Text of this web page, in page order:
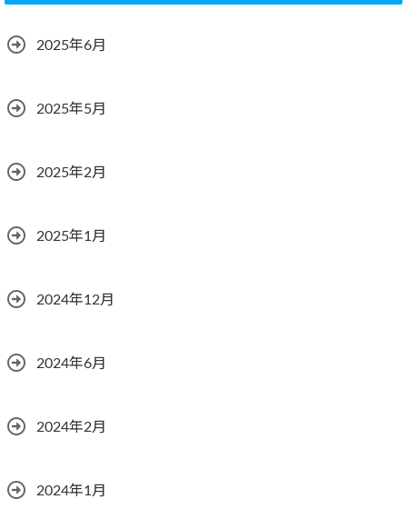
2025年6月
2025年5月
2025年2月
2025年1月
2024年12月
2024年6月
2024年2月
2024年1月